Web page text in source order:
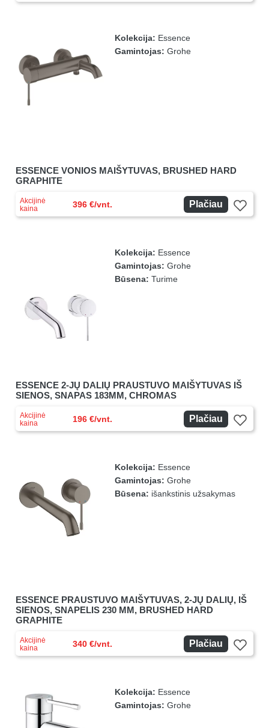
Kolekcija: Essence
Gamintojas: Grohe
ESSENCE VONIOS MAIŠYTUVAS, BRUSHED HARD
GRAPHITE
Akcijinė
kaina
396 €/vnt. Plačiau
Kolekcija: Essence
Gamintojas: Grohe
Būsena: Turime
ESSENCE 2-JŲ DALIŲ PRAUSTUVO MAIŠYTUVAS IŠ
SIENOS, SNAPAS 183MM, CHROMAS
Akcijinė
kaina
196 €/vnt. Plačiau
Kolekcija: Essence
Gamintojas: Grohe
Būsena: išankstinis užsakymas
ESSENCE PRAUSTUVO MAIŠYTUVAS, 2-JŲ DALIŲ, IŠ
SIENOS, SNAPELIS 230 MM, BRUSHED HARD
GRAPHITE
Akcijinė
kaina
340 €/vnt. Plačiau
Kolekcija: Essence
Gamintojas: Grohe